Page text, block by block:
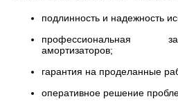
подлинность и надежность
профессиональная
амортизаторов;
гарантия на проделанные
оперативное решение